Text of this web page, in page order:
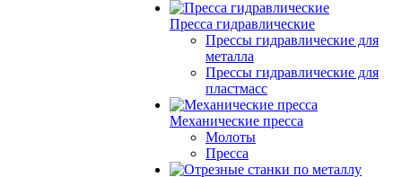
Пресса гидравлические
Прессы гидравлические для
металла
Прессы гидравлические для
пластмасс
Механические пресса
Молоты
Пресса